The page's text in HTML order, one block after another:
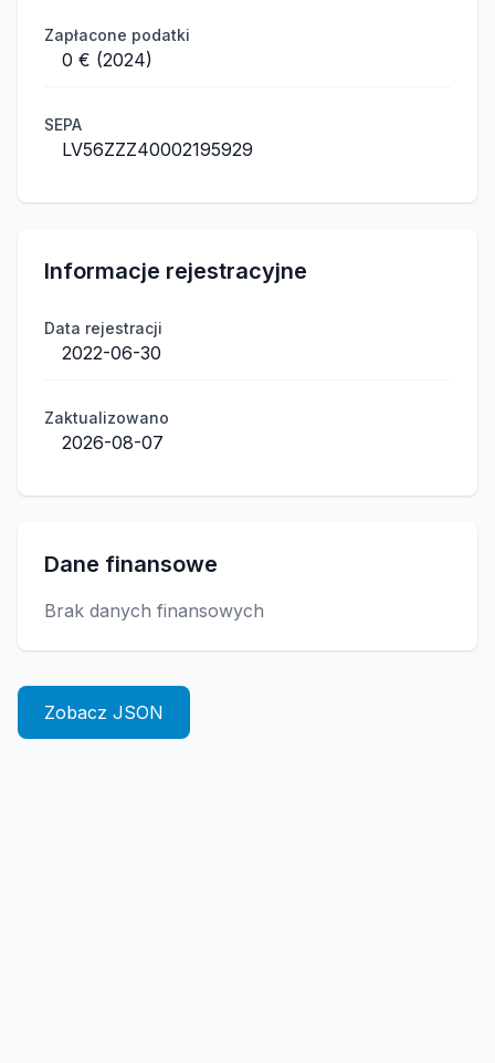
Zapłacone podatki
0 € (2024)
SEPA
LV56ZZZ40002195929
Informacje rejestracyjne
Data rejestracji
2022-06-30
Zaktualizowano
2026-08-07
Dane finansowe
Brak danych finansowych
Zobacz JSON